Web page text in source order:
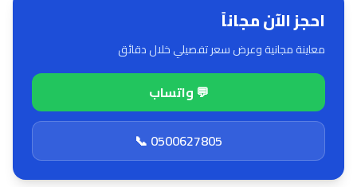
احجز الآن مجاناً
معاينة مجانية وعرض سعر تفصيلي خلال دقائق
💬 واتساب
📞 0500627805